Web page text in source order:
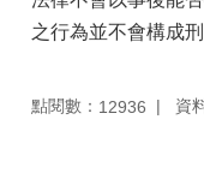
之行為並不會構成刑
點閱數： 12936 資